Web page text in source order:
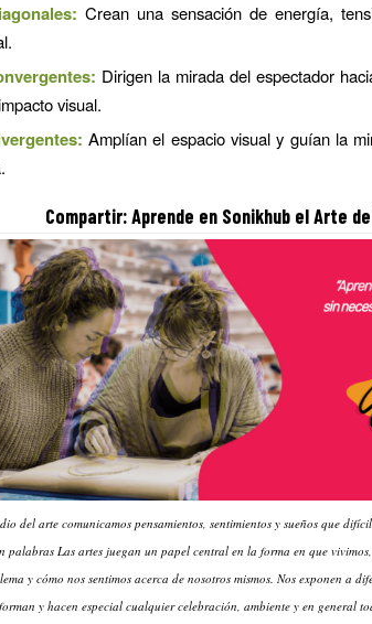
Crean una sensación de energía,
Dirigen la mirada del espectador
visual.
Amplían el espacio visual y guían la
Compartir: Aprende en Sonikhub el Arte
del arte comunicamos pensamientos, sentimientos y sueños que
palabras Las artes juegan un papel central en la forma en que vivimos,
y cómo nos sentimos acerca de nosotros mismos. Nos exponen a
y hacen especial cualquier celebración, ambiente y en general